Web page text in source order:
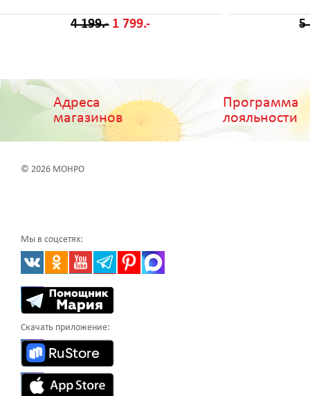
4 199.- 1 799.- 5
Адреса
магазинов
Программа
лояльности
© 2026 МОНРО
Мы в соцсетях:
Скачать приложение: